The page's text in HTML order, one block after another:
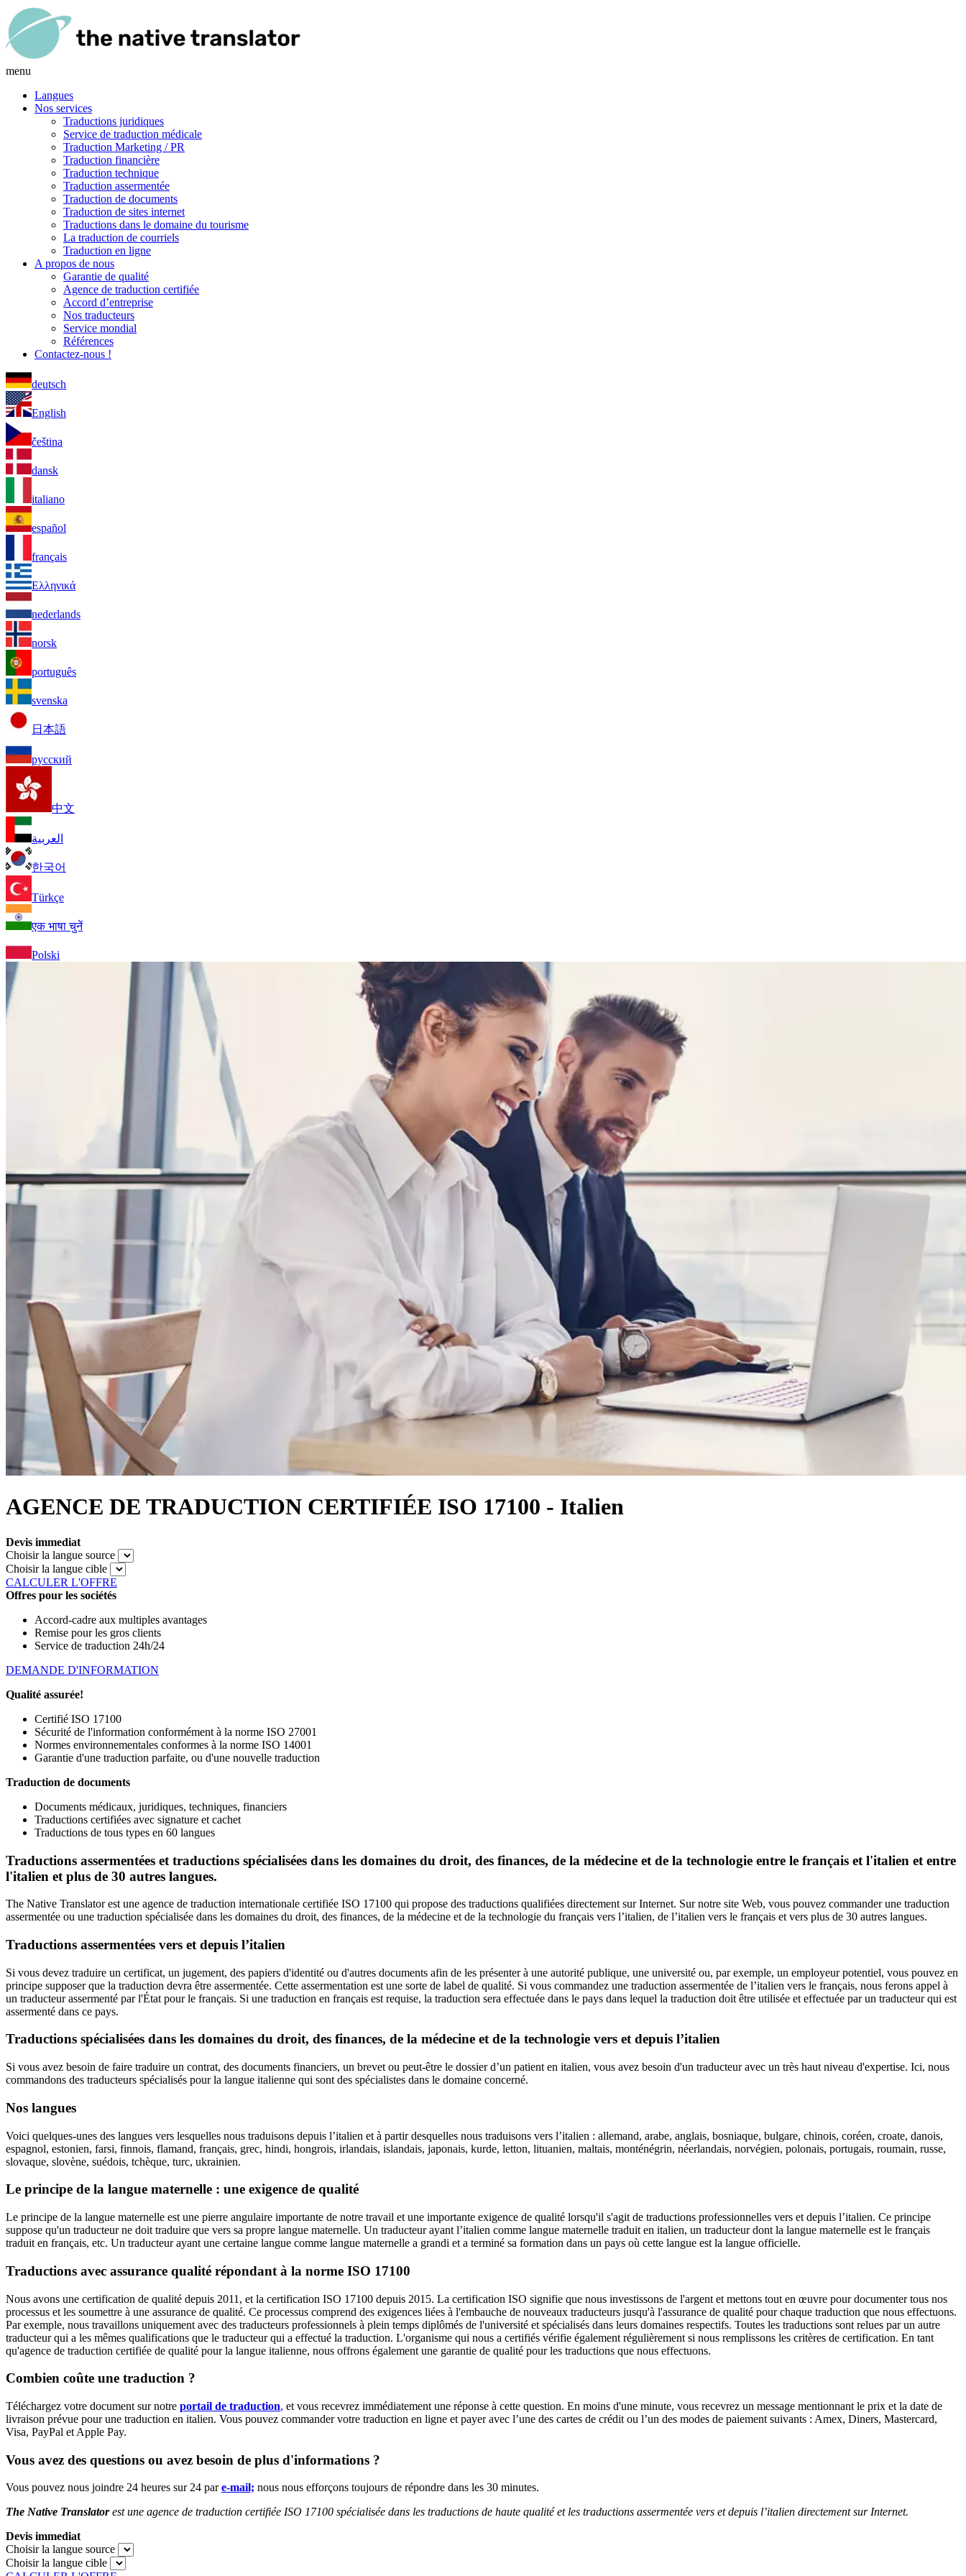
menu
Langues
Nos services
Traductions juridiques
Service de traduction médicale
Traduction Marketing / PR
Traduction financière
Traduction technique
Traduction assermentée
Traduction de documents
Traduction de sites internet
Traductions dans le domaine du tourisme
La traduction de courriels
Traduction en ligne
A propos de nous
Garantie de qualité
Agence de traduction certifiée
Accord d’entreprise
Nos traducteurs
Service mondial
Références
Contactez-nous !
deutsch
English
čeština
dansk
italiano
español
français
Ελληνικά
nederlands
norsk
português
svenska
日本語
русский
中文
العربية
한국어
Türkçe
एक भाषा चुनें
Polski
AGENCE DE TRADUCTION CERTIFIÉE ISO 17100 - Italien
Devis immediat
Choisir la langue source
Choisir la langue cible
CALCULER L'OFFRE
Offres pour les sociétés
Accord-cadre aux multiples avantages
Remise pour les gros clients
Service de traduction 24h/24
DEMANDE D'INFORMATION
Qualité assurée!
Certifié ISO 17100
Sécurité de l'information conformément à la norme ISO 27001
Normes environnementales conformes à la norme ISO 14001
Garantie d'une traduction parfaite, ou d'une nouvelle traduction
Traduction de documents
Documents médicaux, juridiques, techniques, financiers
Traductions certifiées avec signature et cachet
Traductions de tous types en 60 langues
Traductions assermentées et traductions spécialisées dans les domaines du droit, des finances, de la médecine et de la technologie entre le français et l'italien et entre
l'italien et plus de 30 autres langues.
The Native Translator est une agence de traduction internationale certifiée ISO 17100 qui propose des traductions qualifiées directement sur Internet. Sur notre site Web, vous pouvez commander une traduction
assermentée ou une traduction spécialisée dans les domaines du droit, des finances, de la médecine et de la technologie du français vers l’italien, de l’italien vers le français et vers plus de 30 autres langues.
Traductions assermentées vers et depuis l’italien
Si vous devez traduire un certificat, un jugement, des papiers d'identité ou d'autres documents afin de les présenter à une autorité publique, une université ou, par exemple, un employeur potentiel, vous pouvez en
principe supposer que la traduction devra être assermentée. Cette assermentation est une sorte de label de qualité. Si vous commandez une traduction assermentée de l’italien vers le français, nous ferons appel à
un traducteur assermenté par l'État pour le français. Si une traduction en français est requise, la traduction sera effectuée dans le pays dans lequel la traduction doit être utilisée et effectuée par un traducteur qui est
assermenté dans ce pays.
Traductions spécialisées dans les domaines du droit, des finances, de la médecine et de la technologie vers et depuis l’italien
Si vous avez besoin de faire traduire un contrat, des documents financiers, un brevet ou peut-être le dossier d’un patient en italien, vous avez besoin d'un traducteur avec un très haut niveau d'expertise. Ici, nous
commandons des traducteurs spécialisés pour la langue italienne qui sont des spécialistes dans le domaine concerné.
Nos langues
Voici quelques-unes des langues vers lesquelles nous traduisons depuis l’italien et à partir desquelles nous traduisons vers l’italien : allemand, arabe, anglais, bosniaque, bulgare, chinois, coréen, croate, danois,
espagnol, estonien, farsi, finnois, flamand, français, grec, hindi, hongrois, irlandais, islandais, japonais, kurde, letton, lituanien, maltais, monténégrin, néerlandais, norvégien, polonais, portugais, roumain, russe,
slovaque, slovène, suédois, tchèque, turc, ukrainien.
Le principe de la langue maternelle : une exigence de qualité
Le principe de la langue maternelle est une pierre angulaire importante de notre travail et une importante exigence de qualité lorsqu'il s'agit de traductions professionnelles vers et depuis l’italien. Ce principe
suppose qu'un traducteur ne doit traduire que vers sa propre langue maternelle. Un traducteur ayant l’italien comme langue maternelle traduit en italien, un traducteur dont la langue maternelle est le français
traduit en français, etc. Un traducteur ayant une certaine langue comme langue maternelle a grandi et a terminé sa formation dans un pays où cette langue est la langue officielle.
Traductions avec assurance qualité répondant à la norme ISO 17100
Nous avons une certification de qualité depuis 2011, et la certification ISO 17100 depuis 2015. La certification ISO signifie que nous investissons de l'argent et mettons tout en œuvre pour documenter tous nos
processus et les soumettre à une assurance de qualité. Ce processus comprend des exigences liées à l'embauche de nouveaux traducteurs jusqu'à l'assurance de qualité pour chaque traduction que nous effectuons.
Par exemple, nous travaillons uniquement avec des traducteurs professionnels à plein temps diplômés de l'université et spécialisés dans leurs domaines respectifs. Toutes les traductions sont relues par un autre
traducteur qui a les mêmes qualifications que le traducteur qui a effectué la traduction. L'organisme qui nous a certifiés vérifie également régulièrement si nous remplissons les critères de certification. En tant
qu'agence de traduction certifiée de qualité pour la langue italienne, nous offrons également une garantie de qualité pour les traductions que nous effectuons.
Combien coûte une traduction ?
Téléchargez votre document sur notre portail de traduction, et vous recevrez immédiatement une réponse à cette question. En moins d'une minute, vous recevrez un message mentionnant le prix et la date de
livraison prévue pour une traduction en italien. Vous pouvez commander votre traduction en ligne et payer avec l’une des cartes de crédit ou l’un des modes de paiement suivants : Amex, Diners, Mastercard,
Visa, PayPal et Apple Pay.
Vous avez des questions ou avez besoin de plus d'informations ?
Vous pouvez nous joindre 24 heures sur 24 pare-mail; nous nous efforçons toujours de répondre dans les 30 minutes.
The Native Translatorest une agence de traduction certifiée ISO 17100 spécialisée dans les traductions de haute qualité et les traductions assermentée vers et depuis l’italien directement sur Internet.
Devis immediat
Choisir la langue source
Choisir la langue cible